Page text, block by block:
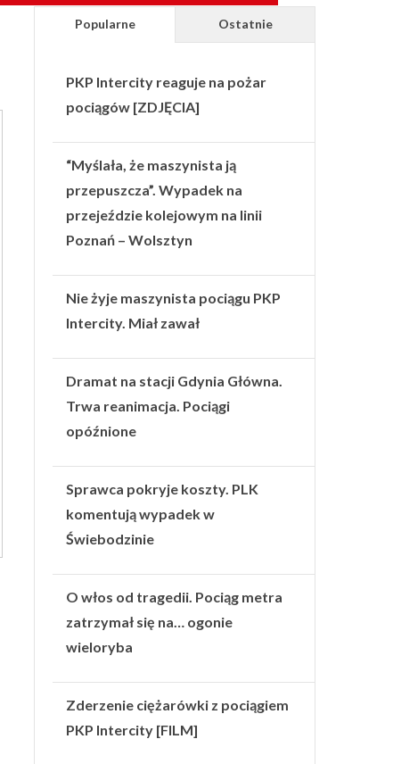
Popularne Ostatnie
PKP Intercity reaguje na pożar
pociągów [ZDJĘCIA]
“Myślała, że maszynista ją
przepuszcza”. Wypadek na
przejeździe kolejowym na linii
Poznań – Wolsztyn
Nie żyje maszynista pociągu PKP
Intercity. Miał zawał
Dramat na stacji Gdynia Główna.
Trwa reanimacja. Pociągi
opóźnione
Sprawca pokryje koszty. PLK
komentują wypadek w
Świebodzinie
O włos od tragedii. Pociąg metra
zatrzymał się na… ogonie
wieloryba
Zderzenie ciężarówki z pociągiem
PKP Intercity [FILM]